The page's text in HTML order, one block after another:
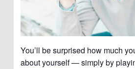
You’ll be surprised how much
about yourself — simply by